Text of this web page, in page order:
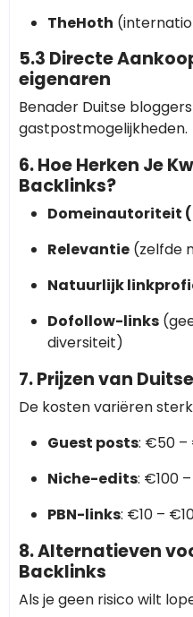
TheHoth
5.3 Directe
eigenaren
Benader Duitse
gastpostmogelijkheden.
6. Hoe Herken Je
Backlinks?
Domeinautoriteit
Relevantie (zelfde
Natuurlijk
Dofollow-links
diversiteit)
7. Prijzen van
De kosten variëren
Guest posts: €50
Niche-edits: €100
PBN-links: €10 –
8. Alternatieven
Backlinks
Als je geen risico wilt